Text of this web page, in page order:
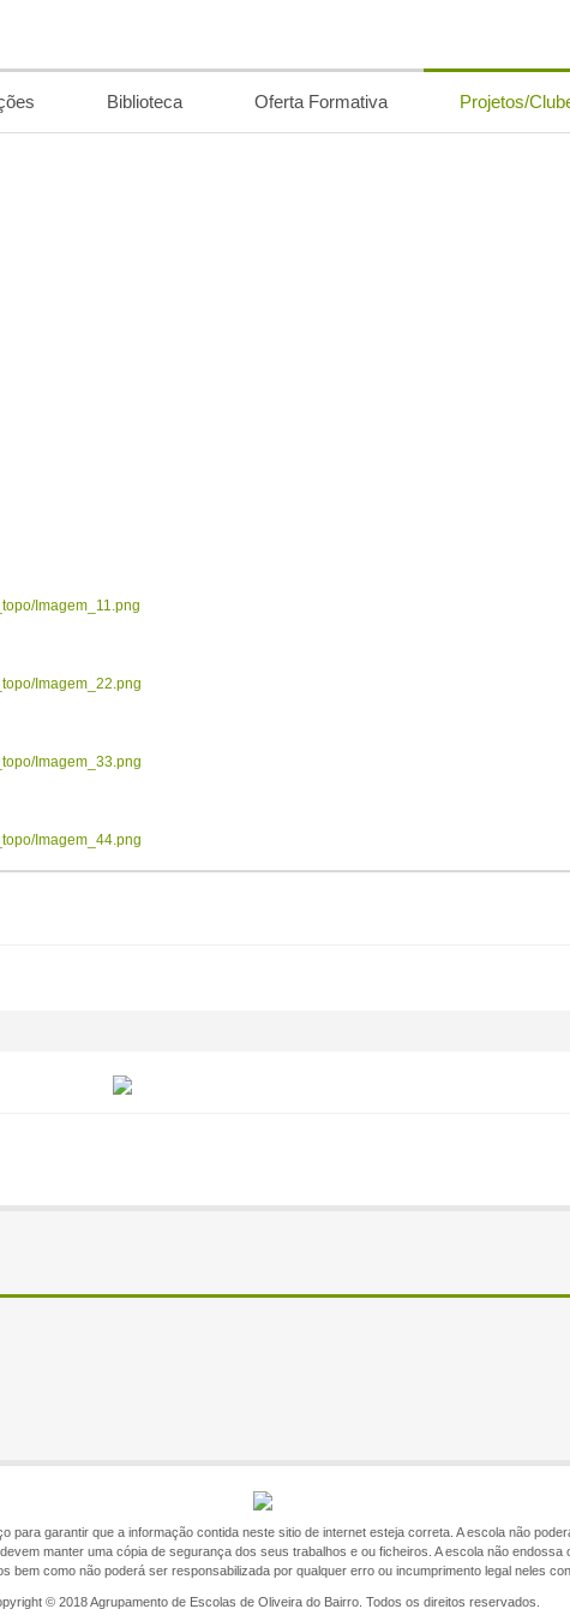
Biblioteca Oferta Formativa Projetos/
Imagem_11.png
Imagem_22.png
Imagem_33.png
Imagem_44.png
para garantir que a informação contida neste sitio de internet esteja correta. A escola não
manter uma cópia de segurança dos seus trabalhos e ou ficheiros. A escola não
bem como não poderá ser responsabilizada por qualquer erro ou incumprimento legal neles
© 2018 Agrupamento de Escolas de Oliveira do Bairro. Todos os direitos reservados.